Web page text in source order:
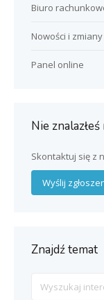
Biuro
Nowości i zmiany
Panel online
Nie
Skontaktuj się z
Wyślij
Znajdź temat
For